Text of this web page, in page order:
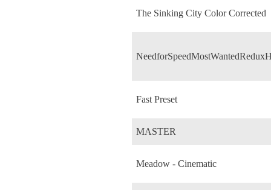
The Sinking City Color Corrected
Fast Preset
MASTER
Meadow - Cinematic